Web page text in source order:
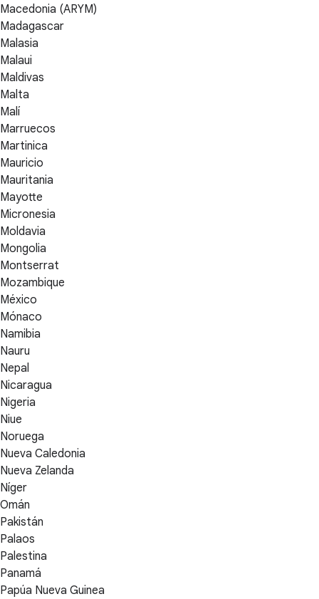
Macedonia (ARYM)
Madagascar
Malasia
Malaui
Maldivas
Malta
Malí
Marruecos
Martinica
Mauricio
Mauritania
Mayotte
Micronesia
Moldavia
Mongolia
Montserrat
Mozambique
México
Mónaco
Namibia
Nauru
Nepal
Nicaragua
Nigeria
Niue
Noruega
Nueva Caledonia
Nueva Zelanda
Níger
Omán
Pakistán
Palaos
Palestina
Panamá
Papúa Nueva Guinea